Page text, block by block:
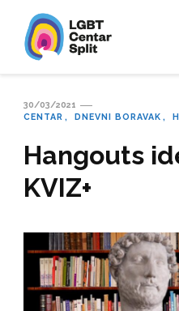
Službena
30/03/2021
CENTAR
DNEVNI BORAVAK
Hangouts
KVIZ+